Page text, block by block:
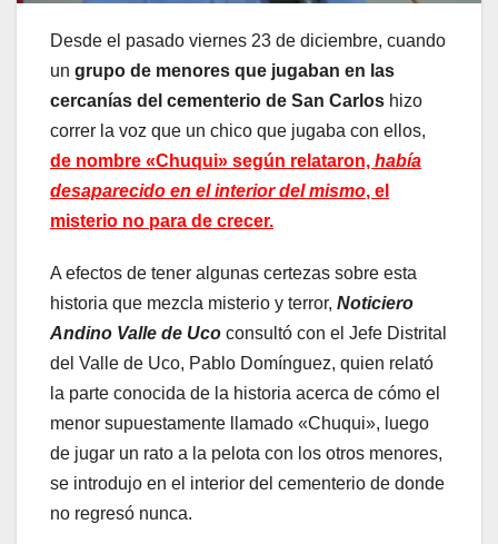
Desde el pasado viernes 23 de diciembre, cuando
un grupo de menores que jugaban en las
cercanías del cementerio de San Carlos hizo
correr la voz que un chico que jugaba con ellos,
de nombre «Chuqui» según relataron, había
desaparecido en el interior del mismo, el
misterio no para de crecer.
A efectos de tener algunas certezas sobre esta
historia que mezcla misterio y terror, Noticiero
Andino Valle de Uco consultó con el Jefe Distrital
del Valle de Uco, Pablo Domínguez, quien relató
la parte conocida de la historia acerca de cómo el
menor supuestamente llamado «Chuqui», luego
de jugar un rato a la pelota con los otros menores,
se introdujo en el interior del cementerio de donde
no regresó nunca.